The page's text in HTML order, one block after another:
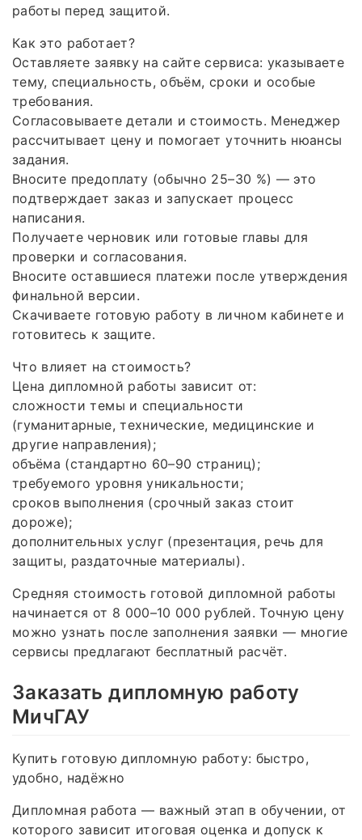
работы перед защитой.
Как это работает?
Оставляете заявку на сайте сервиса: указываете
тему, специальность, объём, сроки и особые
требования.
Согласовываете детали и стоимость. Менеджер
рассчитывает цену и помогает уточнить нюансы
задания.
Вносите предоплату (обычно 25–30 %) — это
подтверждает заказ и запускает процесс
написания.
Получаете черновик или готовые главы для
проверки и согласования.
Вносите оставшиеся платежи после утверждения
финальной версии.
Скачиваете готовую работу в личном кабинете и
готовитесь к защите.
Что влияет на стоимость?
Цена дипломной работы зависит от:
сложности темы и специальности
(гуманитарные, технические, медицинские и
другие направления);
объёма (стандартно 60–90 страниц);
требуемого уровня уникальности;
сроков выполнения (срочный заказ стоит
дороже);
дополнительных услуг (презентация, речь для
защиты, раздаточные материалы).
Средняя стоимость готовой дипломной работы
начинается от 8 000–10 000 рублей. Точную цену
можно узнать после заполнения заявки — многие
сервисы предлагают бесплатный расчёт.
Заказать дипломную работу
МичГАУ
Купить готовую дипломную работу: быстро,
удобно, надёжно
Дипломная работа — важный этап в обучении, от
которого зависит итоговая оценка и допуск к